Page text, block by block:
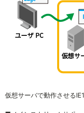
仮想サーバで動作させる